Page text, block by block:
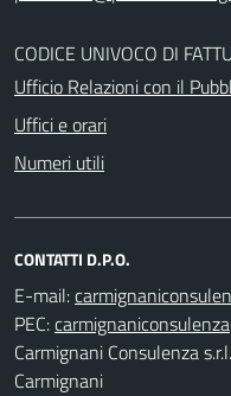
CODICE UNIVOCO DI
Ufficio Relazioni con il
Uffici e orari
Numeri utili
CONTATTI D.P.O.
E-mail:
PEC:
Carmignani Consulenza
Carmignani